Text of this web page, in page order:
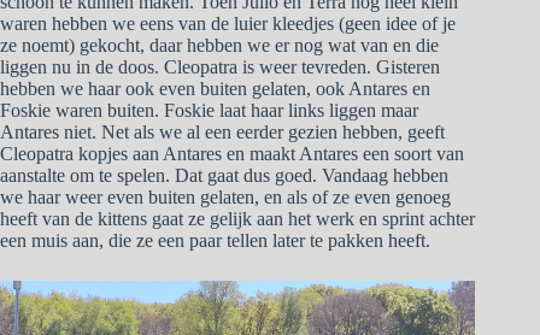
waren hebben we eens van de luier kleedjes (geen idee of je
ze noemt) gekocht, daar hebben we er nog wat van en die
liggen nu in de doos. Cleopatra is weer tevreden. Gisteren
hebben we haar ook even buiten gelaten, ook Antares en
Foskie waren buiten. Foskie laat haar links liggen maar
Antares niet. Net als we al een eerder gezien hebben, geeft
Cleopatra kopjes aan Antares en maakt Antares een soort van
aanstalte om te spelen. Dat gaat dus goed. Vandaag hebben
we haar weer even buiten gelaten, en als of ze even genoeg
heeft van de kittens gaat ze gelijk aan het werk en sprint achter
een muis aan, die ze een paar tellen later te pakken heeft.